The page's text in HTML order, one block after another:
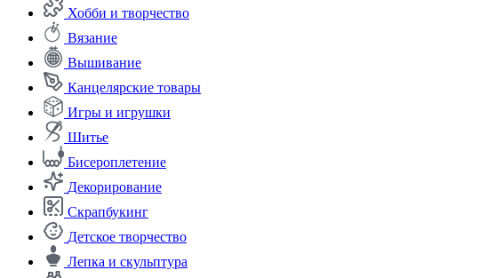
Хобби и творчество
Вязание
Вышивание
Канцелярские товары
Игры и игрушки
Шитье
Бисероплетение
Декорирование
Скрапбукинг
Детское творчество
Лепка и скульптура